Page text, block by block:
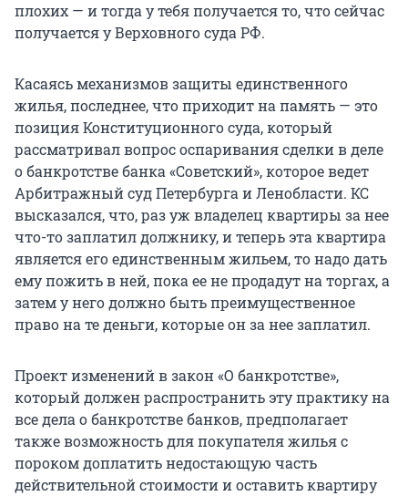
плохих — и тогда у тебя получается то, что сейчас
получается у Верховного суда РФ.
Касаясь механизмов защиты единственного
жилья, последнее, что приходит на память — это
позиция Конституционного суда, который
рассматривал вопрос оспаривания сделки в деле
о банкротстве банка «Советский», которое ведет
Арбитражный суд Петербурга и Ленобласти. КС
высказался, что, раз уж владелец квартиры за нее
что-то заплатил должнику, и теперь эта квартира
является его единственным жильем, то надо дать
ему пожить в ней, пока ее не продадут на торгах, а
затем у него должно быть преимущественное
право на те деньги, которые он за нее заплатил.
Проект изменений в закон «О банкротстве»,
который должен распространить эту практику на
все дела о банкротстве банков, предполагает
также возможность для покупателя жилья с
пороком доплатить недостающую часть
действительной стоимости и оставить квартиру